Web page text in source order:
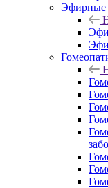
Эфирные